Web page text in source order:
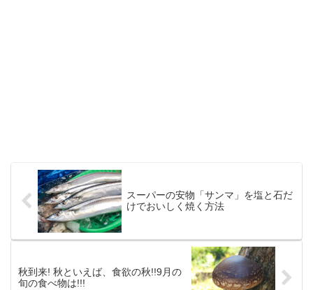
スーパーの安物「サンマ」を塩と石だ
けでおいしく焼く方法
秋到来! 秋といえば、食欲の秋!!9月の
旬の食べ物は!!!